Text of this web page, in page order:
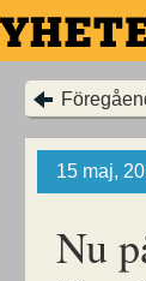
15 maj,
Nu